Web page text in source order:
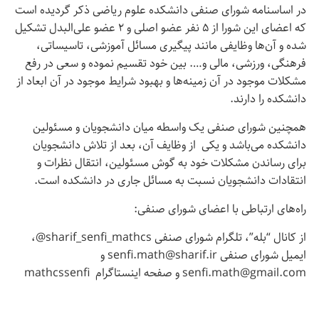
در اساسنامه شورای صنفی دانشکده علوم ریاضی ذکر گردیده است
که اعضای این شورا از ۵ نفر عضو اصلی و ۲ عضو علی‌البدل تشکیل
شده و آن‌ها وظایفی مانند پیگیری مسائل آموزشی، تاسیساتی،
فرهنگی، ورزشی، مالی و…. بین خود تقسیم نموده و سعی در رفع
مشکلات موجود در آن زمینه‌ها و بهبود شرایط موجود در آن ابعاد از
دانشکده را دارند.
همچنین شورای صنفی یک واسطه میان دانشجویان و مسئولین
دانشکده می‌باشد و یکی از وظایف آن، بعد از تلاش دانشجویان
برای رساندن مشکلات خود به گوش مسئولین، انتقال نظرات و
انتقادات دانشجویان نسبت به مسائل جاری در دانشکده است.
راه‌های ارتباطی با اعضای شورای صنفی:
از کانال “بله”، تلگرام شورای صنفی sharif_senfi_mathcs@،
ایمیل شورای صنفی senfi.math@sharif.ir و
senfi.math@gmail.com و صفحه اینستاگرام mathcssenfi